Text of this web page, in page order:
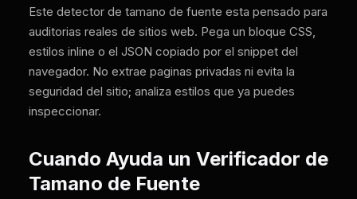
Este detector de tamano de fuente esta pensado para
auditorias reales de sitios web. Pega un bloque CSS,
estilos inline o el JSON copiado por el snippet del
navegador. No extrae paginas privadas ni evita la
seguridad del sitio; analiza estilos que ya puedes
inspeccionar.
Cuando Ayuda un Verificador de
Tamano de Fuente